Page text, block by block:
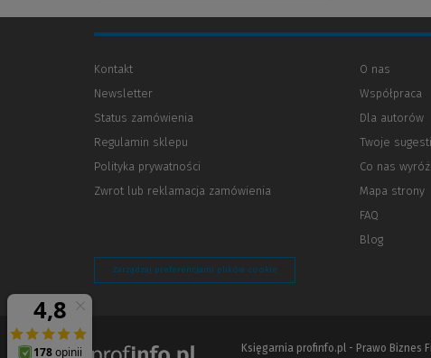
Kontakt
Newsletter
Status zamówienia
Regulamin sklepu
Polityka prywatności
innej
Zwrot lub reklamacja zamówienia
O nas
Współpraca
Dla autorów
Twoje
Co nas
Mapa strony
FAQ
Blog
Zarządzaj preferencjami plików cookie
Księgarnia profinfo.pl - Prawo Biznes